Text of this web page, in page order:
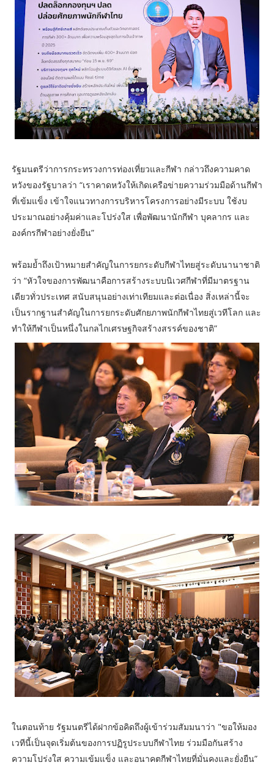
รัฐมนตรีว่าการกระทรวงการท่องเที่ยวและกีฬา กล่าวถึงความคาด
หวังของรัฐบาลว่า “เราคาดหวังให้เกิดเครือข่ายความร่วมมือด้านกีฬา
ที่เข้มแข็ง เข้าใจแนวทางการบริหารโครงการอย่างมีระบบ ใช้งบ
ประมาณอย่างคุ้มค่าและโปร่งใส เพื่อพัฒนานักกีฬา บุคลากร และ
องค์กรกีฬาอย่างยั่งยืน”
พร้อมย้ำถึงเป้าหมายสำคัญในการยกระดับกีฬาไทยสู่ระดับนานาชาติ
ว่า “หัวใจของการพัฒนาคือการสร้างระบบนิเวศกีฬาที่มีมาตรฐาน
เดียวทั่วประเทศ สนับสนุนอย่างเท่าเทียมและต่อเนื่อง สิ่งเหล่านี้จะ
เป็นรากฐานสำคัญในการยกระดับศักยภาพนักกีฬาไทยสู่เวทีโลก และ
ทำให้กีฬาเป็นหนึ่งในกลไกเศรษฐกิจสร้างสรรค์ของชาติ”
ในตอนท้าย รัฐมนตรีได้ฝากข้อคิดถึงผู้เข้าร่วมสัมมนาว่า "ขอให้มอง
เวทีนี้เป็นจุดเริ่มต้นของการปฏิรูประบบกีฬาไทย ร่วมมือกันสร้าง
ความโปร่งใส ความเข้มแข็ง และอนาคตกีฬาไทยที่มั่นคงและยั่งยืน”